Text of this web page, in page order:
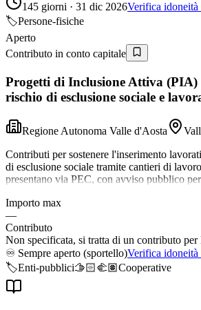
145 giorni · 31 dic 2026Verifica
🏷️Persone-fisiche
Aperto
Contributo in conto capitale
Progetti di Inclusione Attiva (PIA)
rischio di esclusione sociale e
Regione Autonoma Valle d'Aosta
Contributi per sostenere l'inserimento
di esclusione sociale tramite cantieri di
presentano via PEC, con avviso pubblico
Importo max
—
Contributo
Non specificata, si tratta di un contributo
♾️ Sempre aperto (sportello)Verifica
🏷️Enti-pubblici🫱🏻‍🫲🏽Cooperative